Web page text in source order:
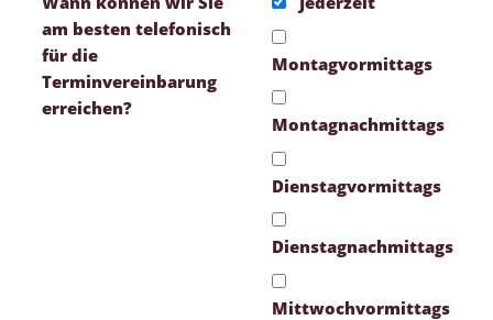
am besten telefonisch
für die
Terminvereinbarung
erreichen?
Montagvormittags
Montagnachmittags
Dienstagvormittags
Dienstagnachmittags
Mittwochvormittags